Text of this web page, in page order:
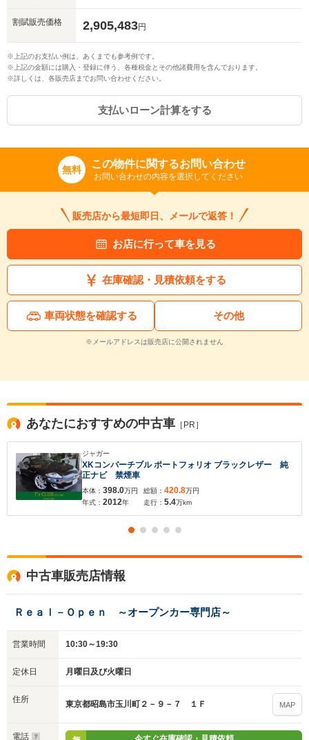
割賦販売価格 2,905,483円
※上記のお支払い例は、あくまでも参考例です。
※上記の金額には購入・登録に伴う、各種税金とその他諸費用を含んでおります。
※詳しくは、各販売店までお問い合わせください。
支払いローン計算をする
無料 この物件に関するお問い合わせ
お問い合わせの内容を選択してください
販売店から最短即日、メールで返答！
お店に行って車を見る
在庫確認・見積依頼をする
車両状態を確認する その他
※メールアドレスは販売店に公開されません
あなたにおすすめの中古車 ［PR］
ジャガー
XKコンバーチブル ポートフォリオ ブラックレザー 純
正ナビ 禁煙車
本体： 398.0万円
年式： 2012年
総額： 420.8万円
走行： 5.4万km
中古車販売店情報
Ｒｅａｌ－Ｏｐｅｎ ～オープンカー専門店～
営業時間 10:30～19:30
定休日 月曜日及び火曜日
住所 東京都昭島市玉川町２－９－７ １Ｆ MAP
電話